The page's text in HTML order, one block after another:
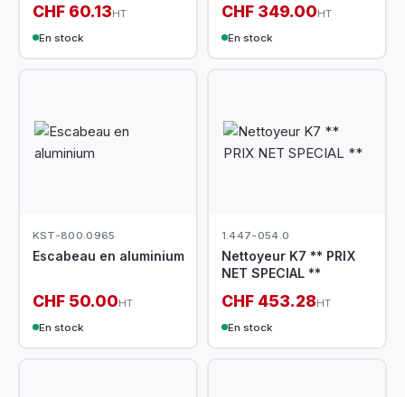
CHF 60.13HT
En stock
CHF 349.00HT
En stock
KST-800.0965
Escabeau en aluminium
CHF 50.00HT
En stock
1.447-054.0
Nettoyeur K7 ** PRIX
NET SPECIAL **
CHF 453.28HT
En stock